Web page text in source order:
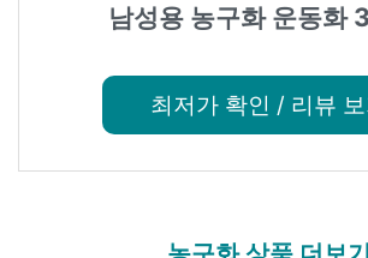
남성용 농구화 운동화
최저가 확인 / 리뷰 보